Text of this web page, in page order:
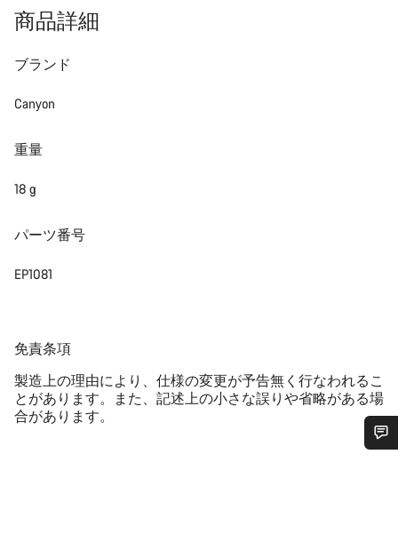
商品詳細
ブランド
Canyon
重量
18 g
パーツ番号
EP1081
免
条
項
免責条項
製造上の理由により、仕様の変更が予告無く行なわれるこ
とがあります。また、記述上の小さな誤りや省略がある場
合があります。